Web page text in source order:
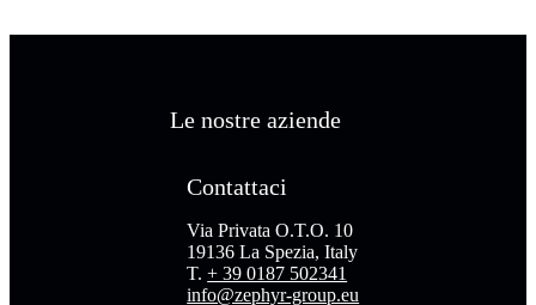
Le nostre aziende
Contattaci
Via Privata O.T.O. 10
19136 La Spezia, Italy
T.+ 39 0187 502341
info@zephyr-group.eu